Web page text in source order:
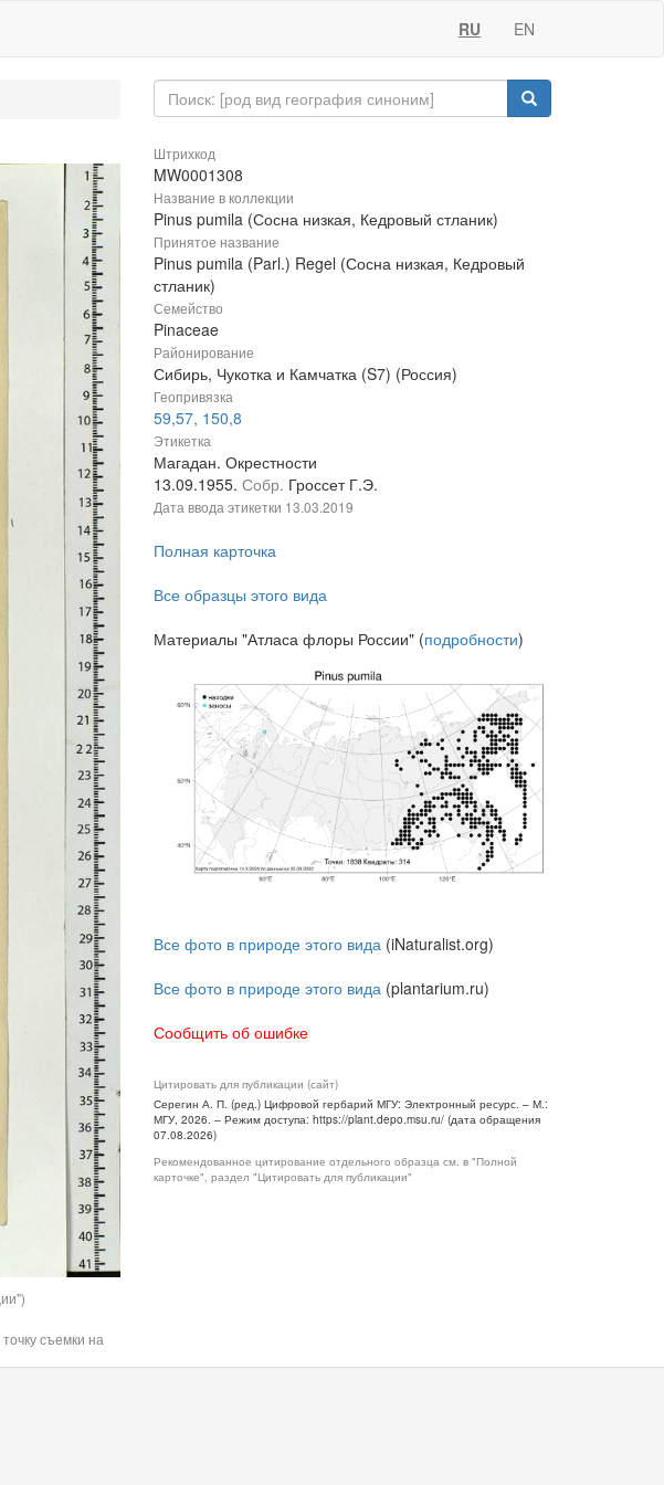
RU EN
съемки на
Штрихкод
MW0001308
Название в коллекции
Pinus pumila (Сосна низкая, Кедровый стланик)
Принятое название
Pinus pumila (Parl.) Regel (Сосна низкая, Кедровый
стланик)
Семейство
Pinaceae
Районирование
Сибирь, Чукотка и Камчатка (S7) (Россия)
Геопривязка
59,57, 150,8
Этикетка
Магадан. Окрестности
13.09.1955. Собр. Гроссет Г.Э.
Дата ввода этикетки 13.03.2019
Полная карточка
Все образцы этого вида
Материалы "Атласа флоры России" (подробности)
Все фото в природе этого вида (iNaturalist.org)
Все фото в природе этого вида (plantarium.ru)
Сообщить об ошибке
Цитировать для публикации (сайт)
Серегин А. П. (ред.) Цифровой гербарий МГУ: Электронный ресурс. – М.:
МГУ, 2026. – Режим доступа: https://plant.depo.msu.ru/ (дата обращения
07.08.2026)
Рекомендованное цитирование отдельного образца см. в "Полной
карточке", раздел "Цитировать для публикации"